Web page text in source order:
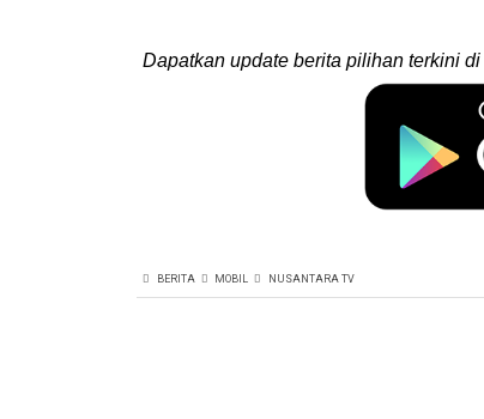
Dapatkan update berita pilihan terkini di
BERITA MOBIL NUSANTARA TV